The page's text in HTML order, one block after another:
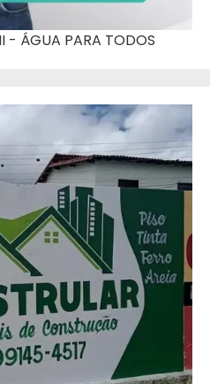
- ÁGUA PARA TODOS